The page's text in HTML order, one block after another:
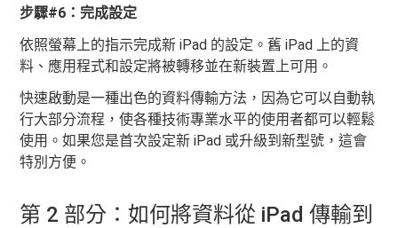
步驟#6：完成設定
依照螢幕上的指示完成新 iPad 的設定。舊 iPad 上的資
料、應用程式和設定將被轉移並在新裝置上可用。
快速啟動是一種出色的資料傳輸方法，因為它可以自動執
行大部分流程，使各種技術專業水平的使用者都可以輕鬆
使用。如果您是首次設定新 iPad 或升級到新型號，這會
特別方便。
第 2 部分：如何將資料從 iPad 傳輸到